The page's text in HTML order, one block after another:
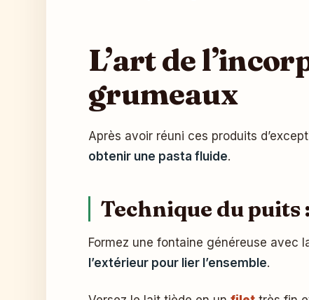
L’art de
grumeaux
Après avoir réuni ces produits
obtenir une pasta fluide.
Technique du
Formez une fontaine généreuse avec
l’extérieur pour lier l’ensemble.